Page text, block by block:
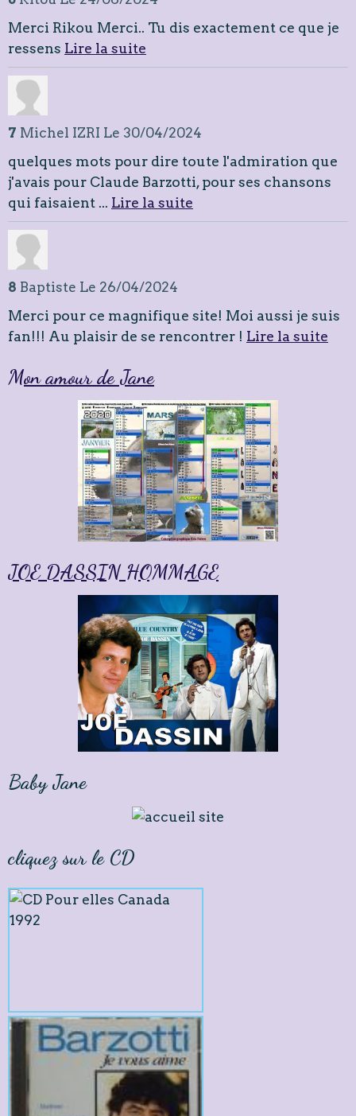
Merci Rikou Merci.. Tu dis exactement ce que je
ressens Lire la suite
7 Michel IZRI Le 30/04/2024
quelques mots pour dire toute l'admiration que
j'avais pour Claude Barzotti, pour ses chansons
qui faisaient ... Lire la suite
8 Baptiste Le 26/04/2024
Merci pour ce magnifique site! Moi aussi je suis
fan!!! Au plaisir de se rencontrer ! Lire la suite
Mon amour de Jane
JOE DASSIN HOMMAGE
Baby Jane
cliquez sur le CD